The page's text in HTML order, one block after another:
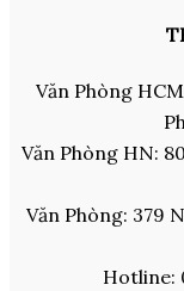
Văn Phòng
Văn Phòng HN:
Văn Phòng: 379
Hotline: